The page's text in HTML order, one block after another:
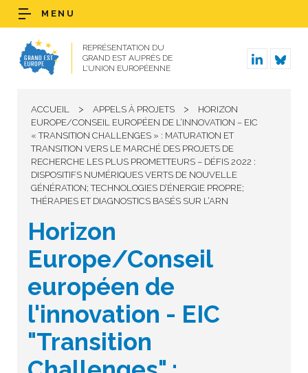
REPRÉSENTATION DU
GRAND EST AUPRÈS DE
L’UNION EUROPÉENNE
MENU
ACCUEIL > APPELS À PROJETS >
HORIZON
EUROPE/CONSEIL EUROPÉEN DE L’INNOVATION – EIC
« TRANSITION CHALLENGES » : MATURATION ET
TRANSITION VERS LE MARCHÉ DES PROJETS DE
RECHERCHE LES PLUS PROMETTEURS – DÉFIS 2022 :
DISPOSITIFS NUMÉRIQUES VERTS DE NOUVELLE
GÉNÉRATION; TECHNOLOGIES D’ÉNERGIE PROPRE;
THÉRAPIES ET DIAGNOSTICS BASÉS SUR L’ARN
Horizon
Europe/Conseil
européen de
l'innovation - EIC
"Transition